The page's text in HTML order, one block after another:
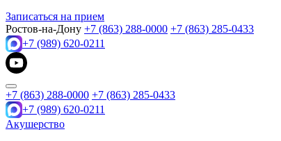
Записаться на прием
Ростов-на-Дону +7 (863) 288-0000 +7 (863) 285-0433
+7 (989) 620-0211
+7 (863) 288-0000 +7 (863) 285-0433
+7 (989) 620-0211
Акушерство